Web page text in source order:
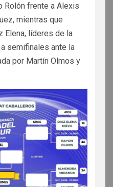
Rolón frente a Alexis
mientras que
Elena, líderes de la
semifinales ante la
por Martín Olmos y